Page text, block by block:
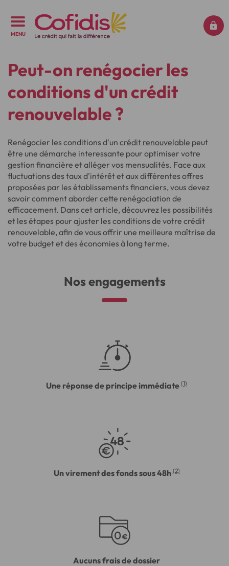
MENU
Peut-on renégocier les
conditions d'un crédit
renouvelable ?
Renégocier les conditions d'un crédit renouvelable peut
être une démarche interessante pour optimiser votre
gestion financière et alléger vos mensualités. Face aux
fluctuations des taux d'intérêt et aux différentes offres
proposées par les établissements financiers, vous devez
savoir comment aborder cette renégociation de
efficacement. Dans cet article, découvrez les possibilités
et les étapes pour ajuster les conditions de votre crédit
renouvelable, afin de vous offrir une meilleure maîtrise de
votre budget et des économies à long terme.
Nos engagements
Une réponse de principe immédiate (1)
Un virement des fonds sous 48h (2)
Aucuns frais de dossier